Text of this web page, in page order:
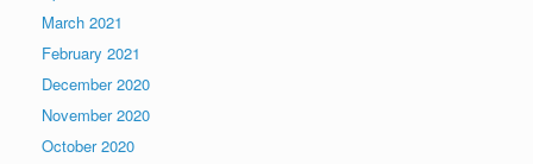
March 2021
February 2021
December 2020
November 2020
October 2020